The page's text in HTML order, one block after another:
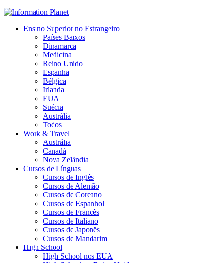
Ensino Superior no Estrangeiro
Países Baixos
Dinamarca
Medicina
Reino Unido
Espanha
Bélgica
Irlanda
EUA
Suécia
Austrália
Todos
Work & Travel
Austrália
Canadá
Nova Zelândia
Cursos de Línguas
Cursos de Inglês
Cursos de Alemão
Cursos de Coreano
Cursos de Espanhol
Cursos de Francês
Cursos de Italiano
Cursos de Japonês
Cursos de Mandarim
High School
High School nos EUA